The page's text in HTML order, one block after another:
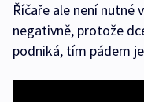
Říčaře ale není nutné
negativně, protože
podniká, tím pádem